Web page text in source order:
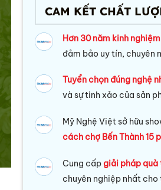
CAM KẾT CHẤT
Hơn 30 năm kinh nghiệm
đảm bảo uy tín, chuyên
Tuyển chọn đúng nghệ
và sự tinh xảo của sản
Mỹ Nghệ Việt sở hữu s
cách chợ Bến Thành 15
Cung cấpgiải pháp
chuyên nghiệp nhất cho